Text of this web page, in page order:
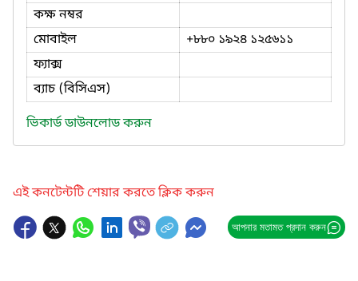
কক্ষ নম্বর
মোবাইল
+৮৮০ ১৯২৪ ১২৫৬১১
ফ্যাক্স
ব্যাচ (বিসিএস)
ভিকার্ড ডাউনলোড করুন
এই কনটেন্টটি শেয়ার করতে ক্লিক করুন
আপনার মতামত প্রদান করুন